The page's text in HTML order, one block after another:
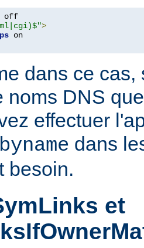
>
dans ce cas,
noms DNS
effectuer
dans
besoin.
et